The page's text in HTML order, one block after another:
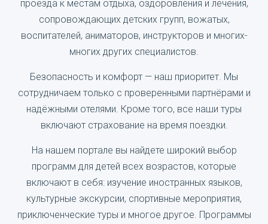
проезда к местам отдыха, оздоровления и лечения,
сопровождающих детских групп, вожатых,
воспитателей, аниматоров, инструкторов и многих-
многих других специалистов.
Безопасность и комфорт — наш приоритет. Мы
сотрудничаем только с проверенными партнёрами и
надёжными отелями. Кроме того, все наши туры
включают страхование на время поездки.
На нашем портале вы найдете широкий выбор
программ для детей всех возрастов, которые
включают в себя: изучение иностранных языков,
культурные экскурсии, спортивные мероприятия,
приключенческие туры и многое другое. Программы